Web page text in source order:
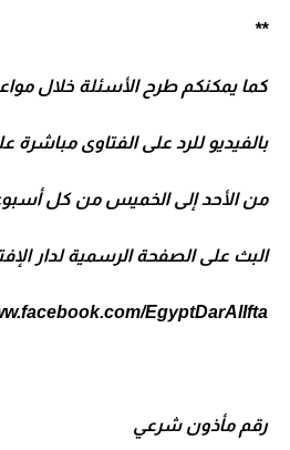
**
كما يمكنكم طرح الأسئلة خلال
بالفيديو للرد على الفتاوى
من الأحد إلى الخميس من كل أسبوع
البث على الصفحة الرسمية لدار
EgyptDarAlIfta
رقم مأذون شرعي